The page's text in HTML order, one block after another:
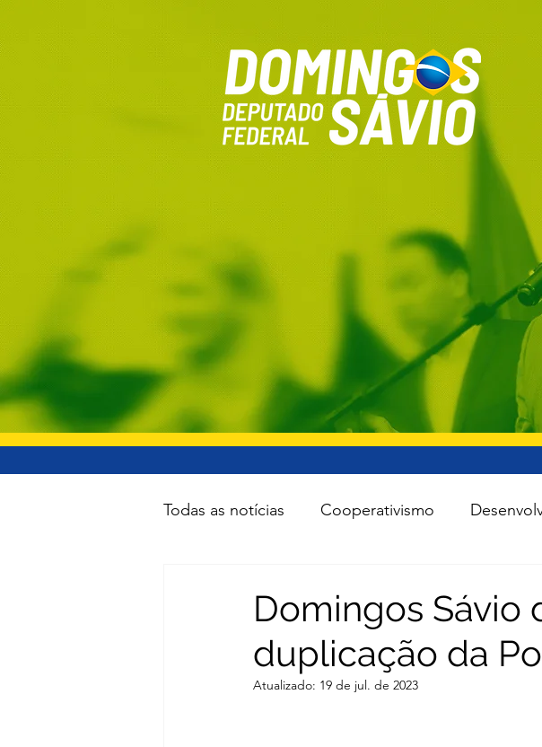
Todas as notícias Cooperativismo
Minas e Energia Reforma Política
Domingos Sávio
duplicação da
Atualizado: 19 de jul. de 2023